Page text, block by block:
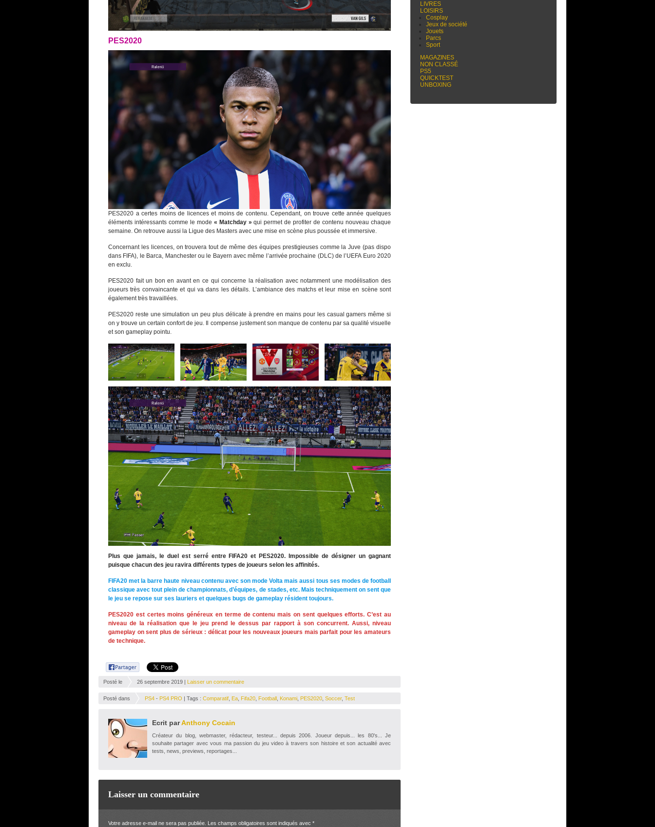
PES2020
PES2020 a certes moins de licences et moins de contenu. Cependant, on trouve cette année quelques
éléments intéressants comme le mode « Matchday » qui permet de profiter de contenu nouveau chaque
semaine. On retrouve aussi la Ligue des Masters avec une mise en scène plus poussée et immersive.
Concernant les licences, on trouvera tout de même des équipes prestigieuses comme la Juve (pas dispo
dans FIFA), le Barca, Manchester ou le Bayern avec même l’arrivée prochaine (DLC) de l’UEFA Euro 2020
en exclu.
PES2020 fait un bon en avant en ce qui concerne la réalisation avec notamment une modélisation des
joueurs très convaincante et qui va dans les détails. L’ambiance des matchs et leur mise en scène sont
également très travaillées.
PES2020 reste une simulation un peu plus délicate à prendre en mains pour les casual gamers même si
on y trouve un certain confort de jeu. Il compense justement son manque de contenu par sa qualité visuelle
et son gameplay pointu.
Plus que jamais, le duel est serré entre FIFA20 et PES2020. Impossible de désigner un gagnant
puisque chacun des jeu ravira différents types de joueurs selon les affinités.
FIFA20 met la barre haute niveau contenu avec son mode Volta mais aussi tous ses modes de football
classique avec tout plein de championnats, d’équipes, de stades, etc. Mais techniquement on sent que
le jeu se repose sur ses lauriers et quelques bugs de gameplay résident toujours.
PES2020 est certes moins généreux en terme de contenu mais on sent quelques efforts. C’est au
niveau de la réalisation que le jeu prend le dessus par rapport à son concurrent. Aussi, niveau
gameplay on sent plus de sérieux : délicat pour les nouveaux joueurs mais parfait pour les amateurs
de technique.
Posté le 26 septembre 2019 | Laisser un commentaire
Posté dans PS4 - PS4 PRO | Tags : Comparatif Ea Fifa20 Football Konami PES2020 Soccer, Test
Ecrit parAnthony Cocain
Créateur du blog, webmaster, rédacteur, testeur... depuis 2006. Joueur depuis... les 80's... Je
souhaite partager avec vous ma passion du jeu video à travers son histoire et son actualité avec
tests, news, previews, reportages...
Laisser un commentaire
Votre adresse e-mail ne sera pas publiée. Les champs obligatoires sont indiqués avec *
LIVRES
LOISIRS
Cosplay
Jeux de société
Jouets
Parcs
Sport
MAGAZINES
NON CLASSÉ
PS5
QUICKTEST
UNBOXING